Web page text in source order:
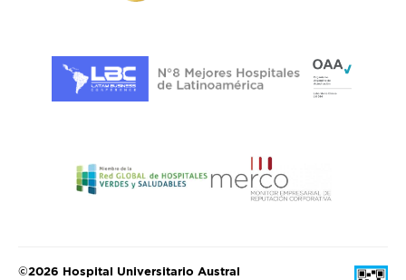
©2026 Hospital Universitario Austral